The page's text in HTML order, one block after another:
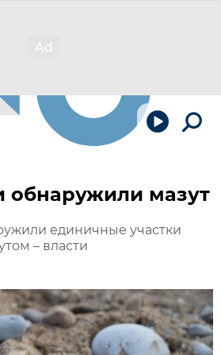
обнаружили мазут
единичные участки
– власти